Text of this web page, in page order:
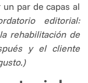
par de capas al
editorial:
rehabilitación de
y el cliente